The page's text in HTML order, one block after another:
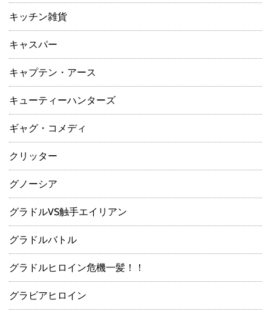
キッチン雑貨
キャスパー
キャプテン・アース
キューティーハンターズ
ギャグ・コメディ
クリッター
グノーシア
グラドルVS触手エイリアン
グラドルバトル
グラドルヒロイン危機一髪！！
グラビアヒロイン